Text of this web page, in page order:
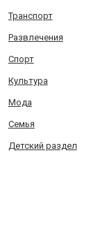
Транспорт
Развлечения
Спорт
Культура
Мода
Семья
Детский раздел